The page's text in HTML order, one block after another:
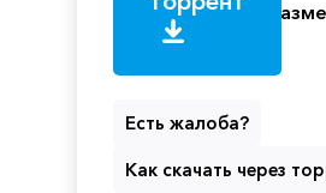
Есть жалоба?
Как скачать через